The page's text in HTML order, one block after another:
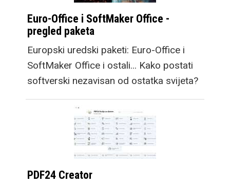
Euro-Office i SoftMaker Office -
pregled paketa
Europski uredski paketi: Euro-Office i
SoftMaker Office i ostali... Kako postati
softverski nezavisan od ostatka svijeta?
PDF24 Creator